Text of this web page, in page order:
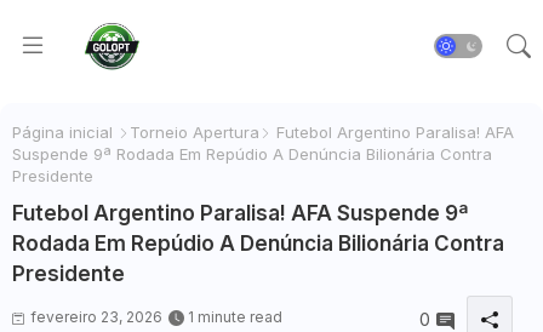
Página inicial Torneio Apertura
Futebol Argentino Paralisa! AFA
Suspende 9ª Rodada Em Repúdio A Denúncia Bilionária Contra
Presidente
Futebol Argentino Paralisa! AFA Suspende 9ª
Rodada Em Repúdio A Denúncia Bilionária Contra
Presidente
fevereiro 23, 2026 1 minute read 0